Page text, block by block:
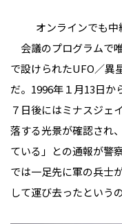
オンラインでも中
会議のプログラムで
で設けられたUFO／異
だ。1996年１月13日か
７日後にはミナスジェ
落する光景が確認され
ている」との通報が警
では一足先に軍の兵士
して運び去ったというの